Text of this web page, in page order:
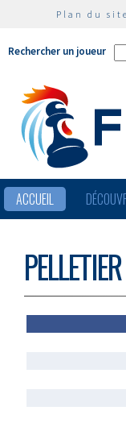
Plan du site
Rechercher un joueur
ACCUEIL